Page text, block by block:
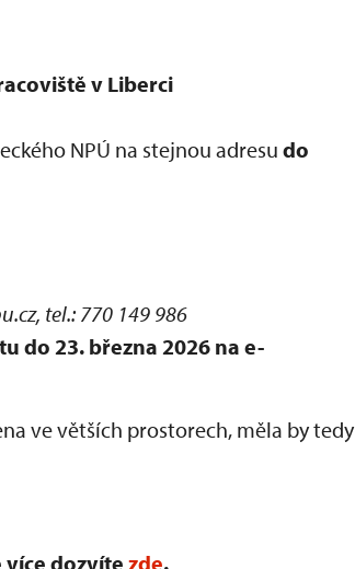
v Liberci
NPÚ na stejnou adresu do
tel.: 770 149 986
do 23. března 2026 na e-
ve větších prostorech, měla by tedy
dozvítezde.